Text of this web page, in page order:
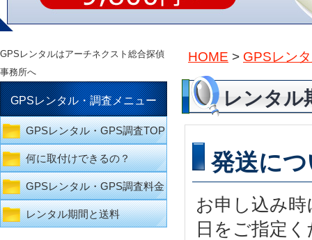
GPSレンタルはアーチネクスト総合探偵
事務所へ
GPSレンタル・調査メニュー
GPSレンタル・GPS調査TOP
何に取付けできるの？
GPSレンタル・GPS調査料金
レンタル期間と送料
HOME > GPSレン
レンタル
発送に
お申し込み
日をご指定